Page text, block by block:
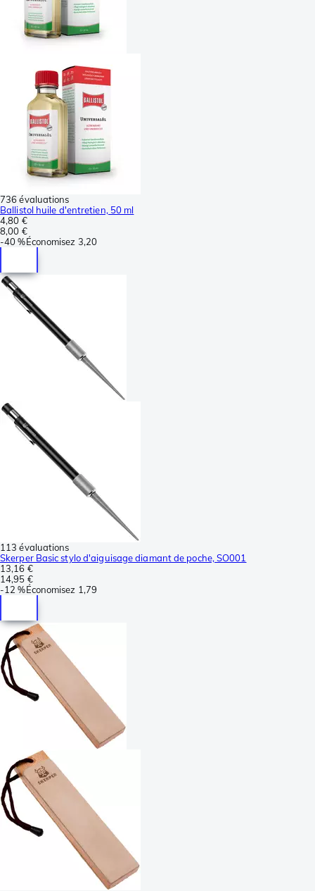
736 évaluations
Ballistol huile d'entretien, 50 ml
4,80 €
8,00 €
-40 %Économisez 3,20
113 évaluations
Skerper Basic stylo d'aiguisage diamant de poche, SO001
13,16 €
14,95 €
-12 %Économisez 1,79